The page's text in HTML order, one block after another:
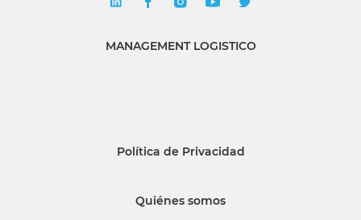
MANAGEMENT LOGISTICO
Política de Privacidad
Quiénes somos